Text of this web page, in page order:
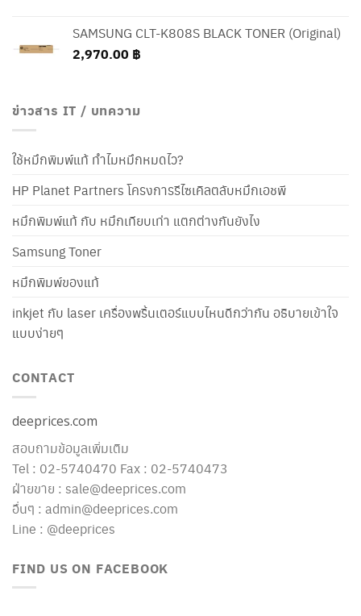
SAMSUNG CLT-K808S BLACK TONER (Original)
2,970.00 ฿
ข่าวสาร IT / บทความ
ใช้หมึกพิมพ์แท้ ทำไมหมึกหมดไว?
HP Planet Partners โครงการรีไซเคิลตลับหมึกเอชพี
หมึกพิมพ์แท้ กับ หมึกเทียบเท่า แตกต่างกันยังไง
Samsung Toner
หมึกพิมพ์ของแท้
inkjet กับ laser เครื่องพริ้นเตอร์แบบไหนดีกว่ากัน อธิบายเข้าใจ
แบบง่ายๆ
CONTACT
deeprices.com
สอบถามข้อมูลเพิ่มเติม
Tel : 02-5740470 Fax : 02-5740473
ฝ่ายขาย : sale@deeprices.com
อื่นๆ : admin@deeprices.com
Line : @deeprices
FIND US ON FACEBOOK